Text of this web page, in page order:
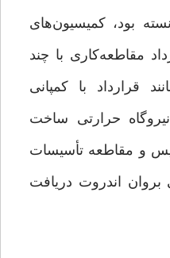
بود، کمیسیون‌های
مقاطعه‌کاری با چند
قرارداد با کمپانی
حرارتی ساخت
و مقاطعه تأسیسات
بروان اندروت دریافت